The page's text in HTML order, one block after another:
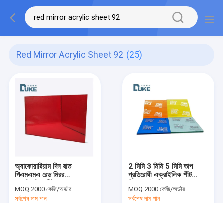
Red Mirror Acrylic Sheet 92 (25)
অ্যাকোয়ারিয়াম দিন রাত
পিএমএমএ রেড মিরর
ট্রান্সমিট্যান্স 92%
MOQ:2000 কেজি/অর্ডার
সর্বশেষ দাম পান
2 মিমি 3 মিমি 5 মিমি তাপ
প্রতিরোধী এক্রাইলিক শীট
MOQ:2000 কেজি/অর্ডার
সর্বশেষ দাম পান